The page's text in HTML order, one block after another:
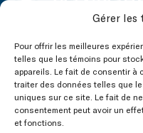
Gérer les
Pour offrir les meilleures
telles que les témoins pour
appareils. Le fait de consentir à
traiter des données telles que
uniques sur ce site. Le fait de
consentement peut avoir un
et fonctions.
Service
Nos réseaux